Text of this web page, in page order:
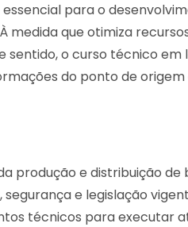
para o
que otimiza
sentido, o curso técnico
do ponto de
produção e distribuição
e legislação
técnicos para executar